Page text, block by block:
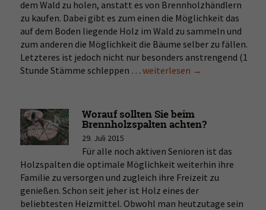
dem Wald zu holen, anstatt es von Brennholzhändlern
zu kaufen. Dabei gibt es zum einen die Möglichkeit das
auf dem Boden liegende Holz im Wald zu sammeln und
zum anderen die Möglichkeit die Bäume selber zu fällen.
Letzteres ist jedoch nicht nur besonders anstrengend (1
Stunde Stämme schleppen …Im
eigene
Brennholz
weiterlesen →
Worauf sollten Sie beim
Brennholzspalten achten?
29. Juli 2015
Für alle noch aktiven Senioren ist das
Holzspalten die optimale Möglichkeit weiterhin ihre
Familie zu versorgen und zugleich ihre Freizeit zu
genießen. Schon seit jeher ist Holz eines der
beliebtesten Heizmittel. Obwohl man heutzutage sein